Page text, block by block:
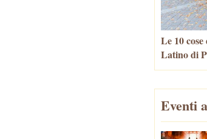
Le 10
Latino di
Eventi